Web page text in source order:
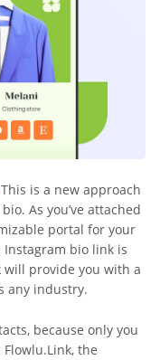
is a new approach
As you’ve attached
portal for your
bio link is
will provide you with a
any industry.
because only you
the